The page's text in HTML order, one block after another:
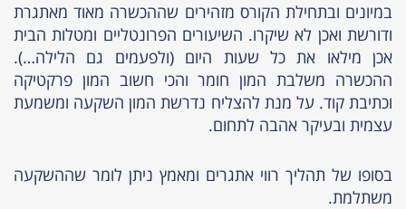
במיונים ובתחילת הקורס מזהירים שההכשרה מאוד מאתגרת
ודורשת ואכן לא שיקרו. השיעורים הפרונטליים ומטלות הבית
אכן מילאו את כל שעות היום (ולפעמים גם הלילה…).
ההכשרה משלבת המון חומר והכי חשוב המון פרקטיקה
וכתיבת קוד. על מנת להצליח נדרשת המון השקעה ומשמעת
עצמית ובעיקר אהבה לתחום.
בסופו של תהליך רווי אתגרים ומאמץ ניתן לומר שההשקעה
משתלמת.